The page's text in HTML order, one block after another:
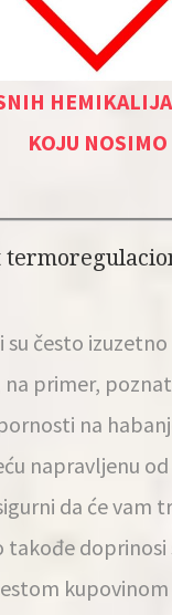
KOJU NOSIMO
su često
na primer,
na
napravljenu
da će vam
takođe doprinosi
kupovinom